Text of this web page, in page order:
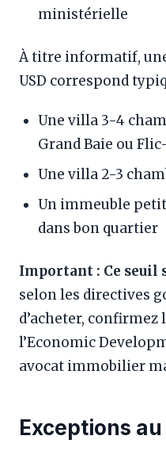
ministérielle
À titre informatif,
USD correspond
Une villa 3-4
Grand Baie ou
Une villa 2-3
Un immeuble
dans bon quartier
Important : Ce seuil
selon les directives
d’acheter, confirmez
l’Economic
avocat immobilier
Exceptions